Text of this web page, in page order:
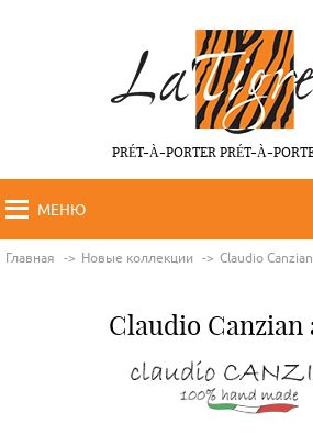
PRÉT-À-PORTER PRÉT-À-
МЕНЮ
Главная Новые коллекции Claudio
Claudio Canzian